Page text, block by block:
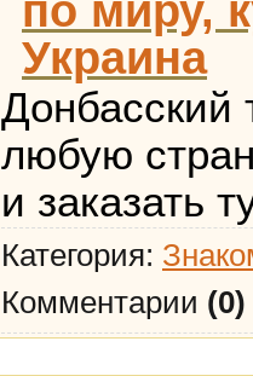
по миру,
Украина
Донбасский
любую
и заказать
Категория:
Комментарии (0)